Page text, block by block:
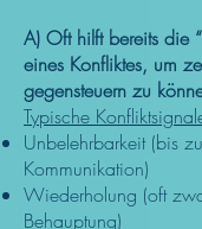
A) Oft hilft bereits die
eines Konfliktes, um
gegensteuern zu
Typische
Unbelehrbarkeit (bis
Kommunikation)
Wiederholung (oft
Behauptung)